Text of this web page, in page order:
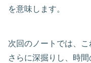
を意味します。
次回のノートでは、
さらに深掘りし、時